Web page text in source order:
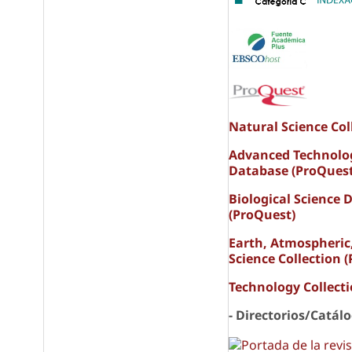
Natural Science
Advanced
Database
Biological Science
(ProQuest)
Earth,
Science Collection
Technology
- Directorios/